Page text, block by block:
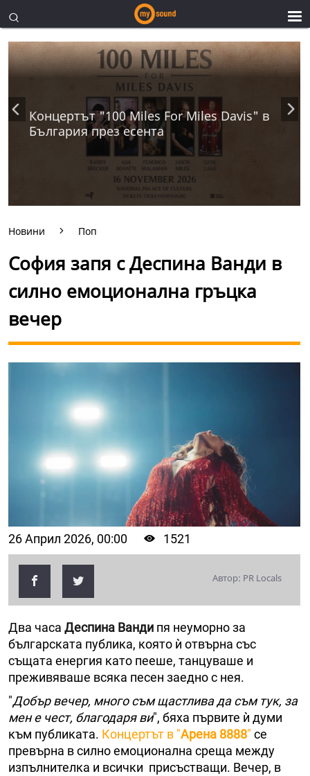
Концертът "100 Miles For Miles Davis" в
България през есента
Новини Поп
София запя с Деспина Ванди в
силно емоционална гръцка
вечер
26 Април 2026, 00:00 1521
Автор: PR Locals
Два часа Деспина Ванди пя неуморно за
българската публика, която ѝ отвърна със
същата енергия като пееше, танцуваше и
преживяваше всяка песен заедно с нея.
"Добър вечер, много съм щастлива да съм тук, за
мен е чест, благодаря ви", бяха първите ѝ думи
към публиката. Концертът в "Арена 8888" се
превърна в силно емоционална среща между
изпълнителка и всички присъстващи. Вечер, в